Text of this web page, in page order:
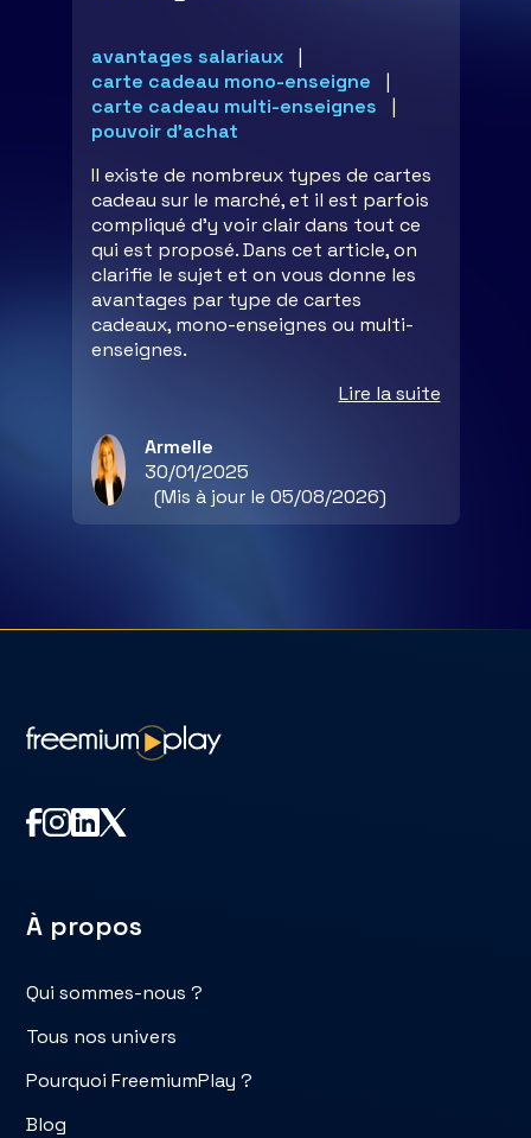
avantages salariaux
carte cadeau mono-enseigne
carte cadeau multi-enseignes
pouvoir d'achat
Il existe de nombreux types de cartes
cadeau sur le marché, et il est parfois
compliqué d’y voir clair dans tout ce
qui est proposé. Dans cet article, on
clarifie le sujet et on vous donne les
avantages par type de cartes
cadeaux, mono-enseignes ou multi-
enseignes.
Lire la suite
Armelle
30/01/2025
(Mis à jour le 05/08/2026)
À propos
Qui sommes-nous ?
Tous nos univers
Pourquoi FreemiumPlay ?
Blog